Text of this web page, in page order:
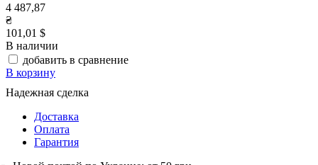
4 487,87
₴
101,01 $
В наличии
добавить в сравнение
В корзину
Надежная сделка
Доставка
Оплата
Гарантия